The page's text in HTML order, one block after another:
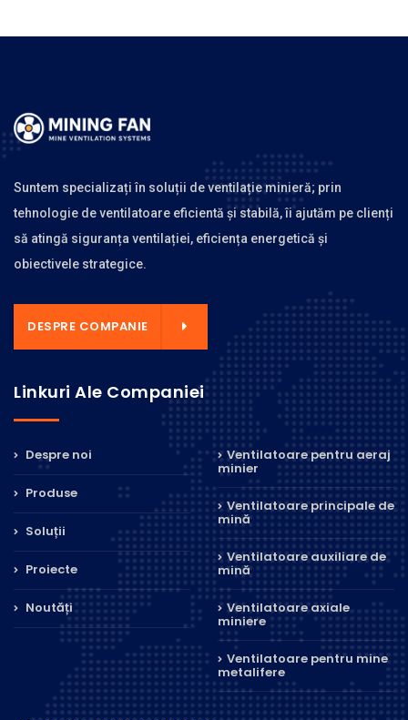
Suntem specializați în soluții de ventilație minieră; prin
tehnologie de ventilatoare eficientă și stabilă, îi ajutăm pe clienți
să atingă siguranța ventilației, eficiența energetică și
obiectivele strategice.
DESPRE COMPANIE
Linkuri Ale Companiei
Despre noi
Produse
Soluții
Proiecte
Noutăți
Ventilatoare pentru aeraj
minier
Ventilatoare principale de
mină
Ventilatoare auxiliare de
mină
Ventilatoare axiale
miniere
Ventilatoare pentru mine
metalifere